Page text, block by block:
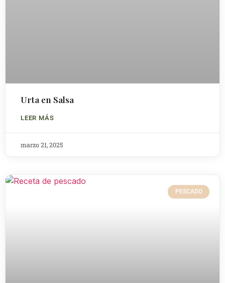
Urta en Salsa
LEER MÁS
marzo 21, 2025
PESCADO